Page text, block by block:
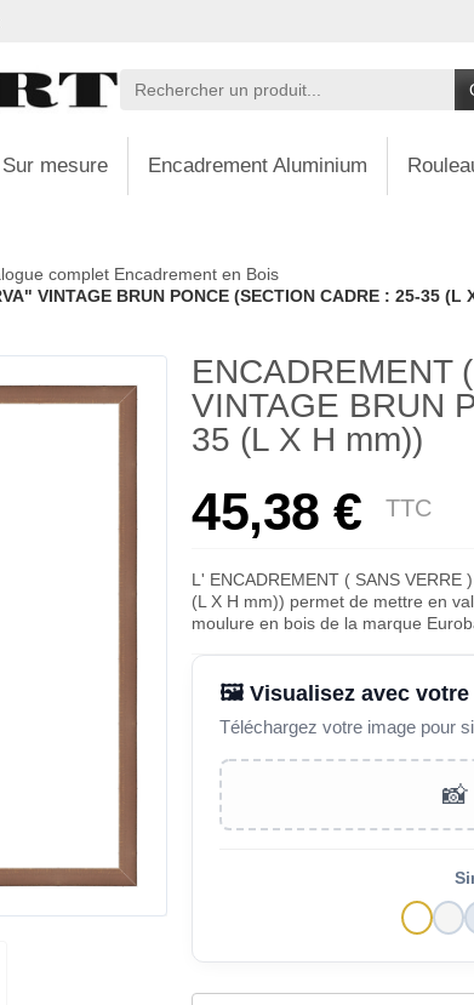
mesure Encadrement Aluminium
complet Encadrement en Bois
VINTAGE BRUN PONCE (SECTION CADRE : 25-35 (L
ENCADREMENT
VINTAGE BRUN
35 (L X H mm))
45,38 € TTC
L' ENCADREMENT ( SANS VERRE
(L X H mm)) permet de mettre en
moulure en bois de la marque
🖼️ Visualisez avec
Téléchargez votre image pour
📸